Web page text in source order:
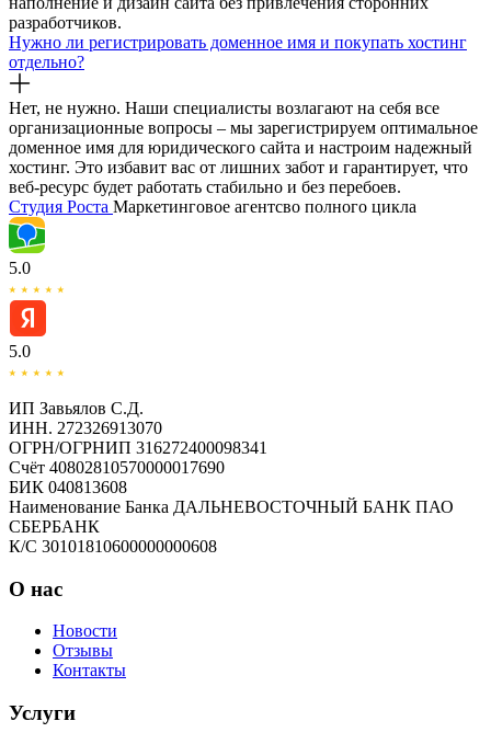
разработчиков.
Нужно ли регистрировать доменное имя и покупать хостинг
отдельно?
Нет, не нужно. Наши специалисты возлагают на себя все
организационные вопросы – мы зарегистрируем оптимальное
доменное имя для юридического сайта и настроим надежный
хостинг. Это избавит вас от лишних забот и гарантирует, что
веб-ресурс будет работать стабильно и без перебоев.
Студия Роста Маркетинговое агентсво полного цикла
5.0
5.0
ИП Завьялов С.Д.
ИНН. 272326913070
ОГРН/ОГРНИП 316272400098341
Счёт 40802810570000017690
БИК 040813608
Наименование Банка ДАЛЬНЕВОСТОЧНЫЙ БАНК ПАО
СБЕРБАНК
К/С 30101810600000000608
О нас
Новости
Отзывы
Контакты
Услуги